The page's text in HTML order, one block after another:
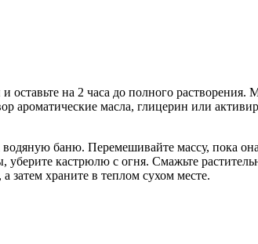
на 2 часа до полного растворения.
ароматические масла, глицерин или
баню. Перемешивайте массу, пока она
уберите кастрюлю с огня. Смажьте
затем храните в теплом сухом месте.